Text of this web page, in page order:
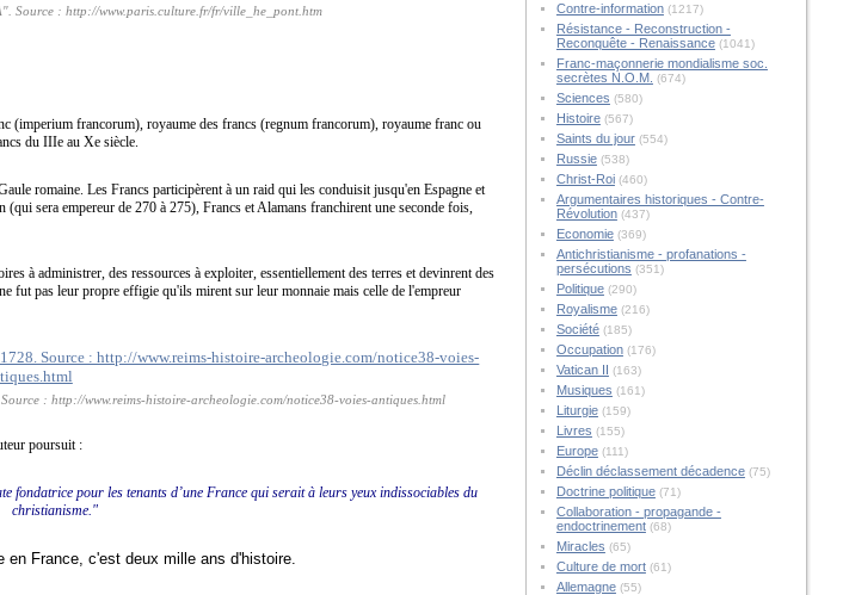
Source : http://www.paris.culture.fr/fr/ville_he_pont.htm
(imperium francorum), royaume des francs (regnum francorum), royaume franc ou
du IIIe au Xe siècle.
romaine. Les Francs participèrent à un raid qui les conduisit jusqu'en Espagne et
sera empereur de 270 à 275), Francs et Alamans franchirent une seconde fois,
à administrer, des ressources à exploiter, essentiellement des terres et devinrent des
fut pas leur propre effigie qu'ils mirent sur leur monnaie mais celle de l'empreur
: http://www.reims-histoire-archeologie.com/notice38-voies-antiques.html
poursuit :
fondatrice pour les tenants d’une France qui serait à leurs yeux indissociables du
christianisme."
en France, c'est deux mille ans d'histoire.
Contre-information(1217)
Résistance - Reconstruction -
Reconquête - Renaissance(1041)
Franc-maçonnerie mondialisme soc.
secrètes N.O.M. (674)
Sciences (580)
Histoire(567)
Saints du jour(554)
Russie(538)
Christ-Roi(460)
Argumentaires historiques - Contre-
Révolution(437)
Economie(369)
Antichristianisme - profanations -
persécutions (351)
Politique(290)
Royalisme(216)
Société(185)
Occupation(176)
Vatican II (163)
Musiques (161)
Liturgie(159)
Livres (155)
Europe(111)
Déclin déclassement décadence(75)
Doctrine politique(71)
Collaboration - propagande -
endoctrinement(68)
Miracles (65)
Culture de mort(61)
Allemagne(55)